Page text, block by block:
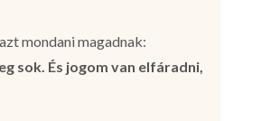
mondani magadnak:
sok. És jogom van elfáradni,